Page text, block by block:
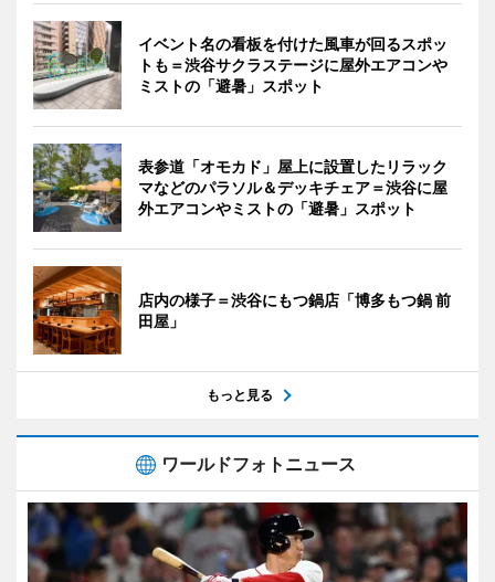
イベント名の看板を付けた風車が回るスポッ
トも＝渋谷サクラステージに屋外エアコンや
ミストの「避暑」スポット
表参道「オモカド」屋上に設置したリラック
マなどのパラソル＆デッキチェア＝渋谷に屋
外エアコンやミストの「避暑」スポット
店内の様子＝渋谷にもつ鍋店「博多もつ鍋 前
田屋」
もっと見る
ワールドフォトニュース